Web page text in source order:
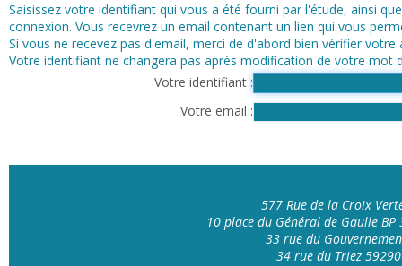
Saisissez votre identifiant qui vous a été fourni par l'étude, ainsi
connexion. Vous recevrez un email contenant un lien qui vous
Si vous ne recevez pas d'email, merci de d'abord bien vérifier
Votre identifiant ne changera pas après modification de votre mot
Votre identifiant
Votre email
577 Rue de la Croix
10 place du Général de Gaulle BP
33 rue du
34 rue du Triez 59290